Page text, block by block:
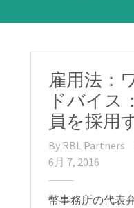
雇用法：
ドバイス
員を採用
By RBL Partners
6月 7, 2016
幣事務所の代表